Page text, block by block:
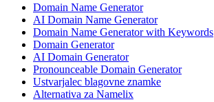
Domain Name Generator
AI Domain Name Generator
Domain Name Generator with Keywords
Domain Generator
AI Domain Generator
Pronounceable Domain Generator
Ustvarjalec blagovne znamke
Alternativa za Namelix